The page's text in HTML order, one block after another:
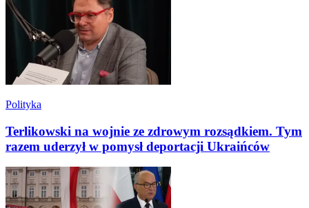
Polityka
Terlikowski na wojnie ze zdrowym rozsądkiem. Tym
razem uderzył w pomysł deportacji Ukraińców